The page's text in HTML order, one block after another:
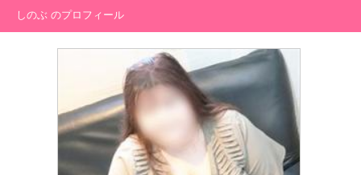
しのぶ のプロフィール